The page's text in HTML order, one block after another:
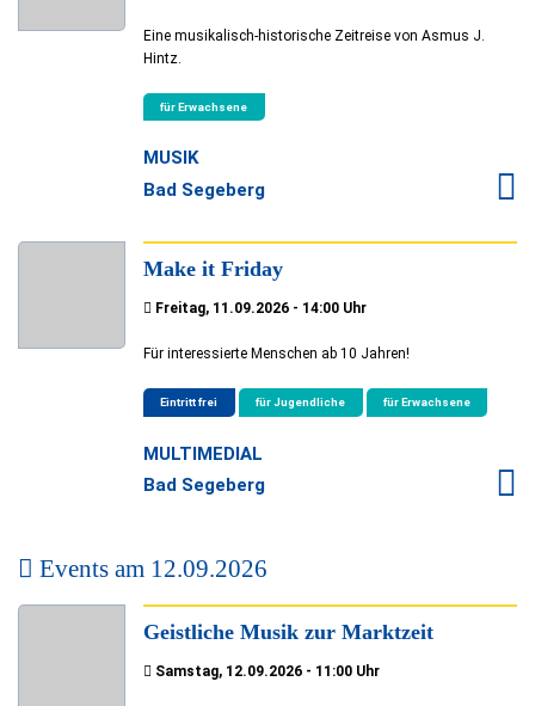
Eine musikalisch-historische Zeitreise von Asmus J.
Hintz.
für Erwachsene
MUSIK
Bad Segeberg
Make it Friday
Freitag, 11.09.2026 - 14:00 Uhr
Für interessierte Menschen ab 10 Jahren!
Eintritt frei für Jugendliche für Erwachsene
MULTIMEDIAL
Bad Segeberg
Events am 12.09.2026
Geistliche Musik zur Marktzeit
Samstag, 12.09.2026 - 11:00 Uhr